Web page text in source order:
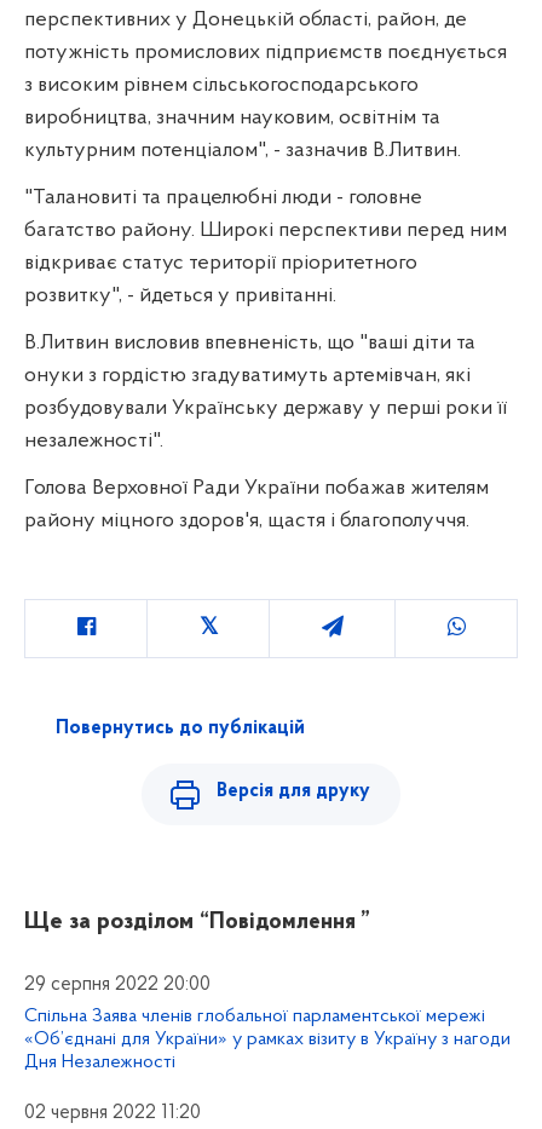
перспективних у Донецькій області‚ район‚ де
потужність промислових підприємств поєднується
з високим рівнем сільськогосподарського
виробництва‚ значним науковим‚ освітнім та
культурним потенціалом", - зазначив В.Литвин.
"Талановиті та працелюбні люди - головне
багатство району. Широкі перспективи перед ним
відкриває статус території пріоритетного
розвитку", - йдеться у привітанні.
В.Литвин висловив впевненість, що "ваші діти та
онуки з гордістю згадуватимуть артемівчан‚ які
розбудовували Українську державу у перші роки її
незалежності".
Голова Верховної Ради України побажав жителям
району міцного здоров'я‚ щастя і благополуччя.
Повернутись до публікацій
Версія для друку
Ще за розділом “Повідомлення ”
29 серпня 2022 20:00
Спільна Заява членів глобальної парламентської мережі
«Об’єднані для України» у рамках візиту в Україну з нагоди
Дня Незалежності
02 червня 2022 11:20